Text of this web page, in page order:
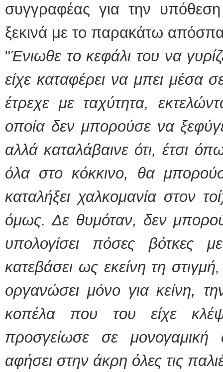
συγγραφέας για την
ξεκινά με το παρακάτω
"Ένιωθε το κεφάλι του να
είχε καταφέρει να μπει μέσα
έτρεχε με ταχύτητα,
οποία δεν μπορούσε να
αλλά καταλάβαινε ότι, έτσι
όλα στο κόκκινο, θα
καταλήξει χαλκομανία στον
όμως. Δε θυμόταν, δεν
υπολογίσει πόσες βότκες
κατεβάσει ως εκείνη τη
οργανώσει μόνο για κείνη,
κοπέλα που του είχε
προσγείωσε σε
αφήσει στην άκρη όλες τις